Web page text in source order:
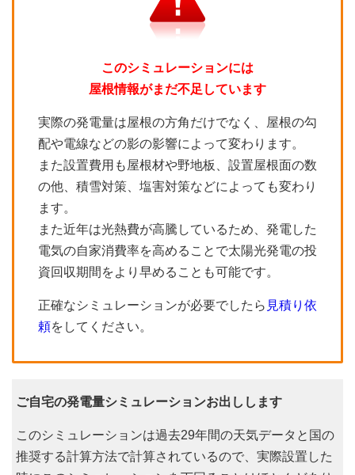
このシミュレーションには
屋根情報がまだ不足しています
実際の発電量は屋根の方角だけでなく、屋根の勾
配や電線などの影の影響によって変わります。
また設置費用も屋根材や野地板、設置屋根面の数
の他、積雪対策、塩害対策などによっても変わり
ます。
また近年は光熱費が高騰しているため、発電した
電気の自家消費率を高めることで太陽光発電の投
資回収期間をより早めることも可能です。
正確なシミュレーションが必要でしたら 見積り依
頼をしてください。
ご自宅の発電量シミュレーションお出しします
このシミュレーションは過去29年間の天気データと国の
推奨する計算方法で計算されているので、実際設置した